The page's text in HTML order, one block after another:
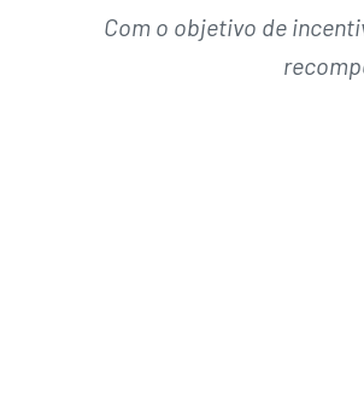
Com o objetivo de